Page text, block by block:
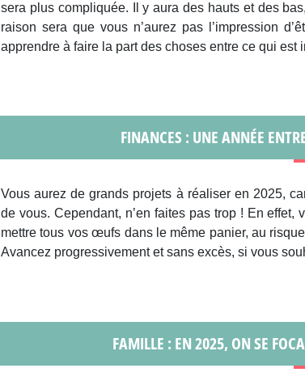
sera plus compliquée. Il y aura des hauts et des
raison sera que vous n’aurez pas l’impression
apprendre à faire la part des choses entre ce qui est
FINANCES : UNE ANNÉE
Vous aurez de grands projets à réaliser en 2025,
de vous. Cependant, n’en faites pas trop ! En
mettre tous vos œufs dans le même panier, au
Avancez progressivement et sans excès, si vous
FAMILLE : EN 2025, ON SE